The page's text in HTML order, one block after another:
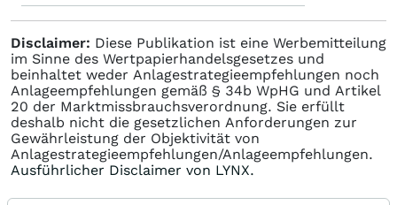
Disclaimer: Diese Publikation ist eine Werbemitteilung
im Sinne des Wertpapierhandelsgesetzes und
beinhaltet weder Anlagestrategieempfehlungen noch
Anlageempfehlungen gemäß § 34b WpHG und Artikel
20 der Marktmissbrauchsverordnung. Sie erfüllt
deshalb nicht die gesetzlichen Anforderungen zur
Gewährleistung der Objektivität von
Anlagestrategieempfehlungen/Anlageempfehlungen.
Ausführlicher Disclaimer von LYNX.